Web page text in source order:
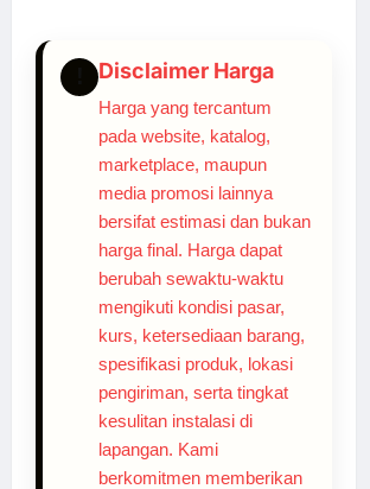
Disclaimer Harga
Harga yang tercantum
pada website, katalog,
marketplace, maupun
media promosi lainnya
bersifat estimasi dan bukan
harga final. Harga dapat
berubah sewaktu-waktu
mengikuti kondisi pasar,
kurs, ketersediaan barang,
spesifikasi produk, lokasi
pengiriman, serta tingkat
kesulitan instalasi di
lapangan. Kami
berkomitmen memberikan